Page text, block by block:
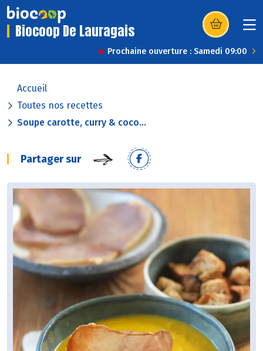
Biocoop De Lauragais (s’ouvre dans
Prochaine ouverture : Samedi 09:00
Accueil
Toutes nos recettes
Soupe carotte, curry & coco...
Partager sur